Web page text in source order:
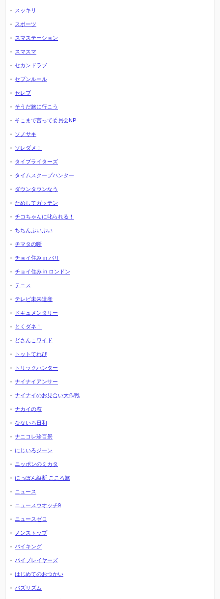
スッキリ
スポーツ
スマステーション
スマスマ
セカンドラブ
セブンルール
セレブ
そうだ旅に行こう
そこまで言って委員会NP
ソノサキ
ソレダメ！
タイプライターズ
タイムスクープハンター
ダウンタウンなう
ためしてガッテン
チコちゃんに叱られる！
ちちんぷいぷい
チマタの噺
チョイ住み in パリ
チョイ住み in ロンドン
テニス
テレビ未来遺産
ドキュメンタリー
とくダネ！
どさんこワイド
トットてれび
トリックハンター
ナイナイアンサー
ナイナイのお見合い大作戦
ナカイの窓
なないろ日和
ナニコレ珍百景
にじいろジーン
ニッポンのミカタ
にっぽん縦断 こころ旅
ニュース
ニュースウオッチ9
ニュースゼロ
ノンストップ
バイキング
バイプレイヤーズ
はじめてのおつかい
バズリズム